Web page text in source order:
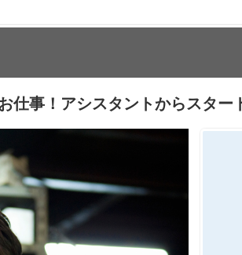
仕事！アシスタントからスター